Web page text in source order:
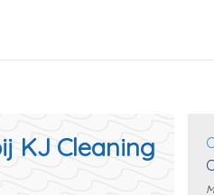
KJ Cleaning